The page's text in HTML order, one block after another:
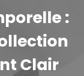
:
Clair